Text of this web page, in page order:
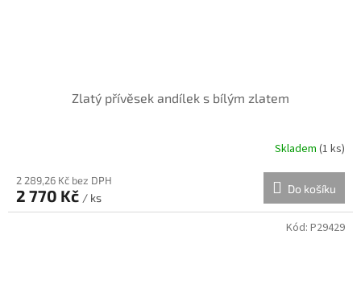
Zlatý přívěsek andílek s bílým zlatem
Skladem (1 ks)
2 289,26 Kč bez DPH
2 770 Kč / ks
Do košíku
Kód: P29429